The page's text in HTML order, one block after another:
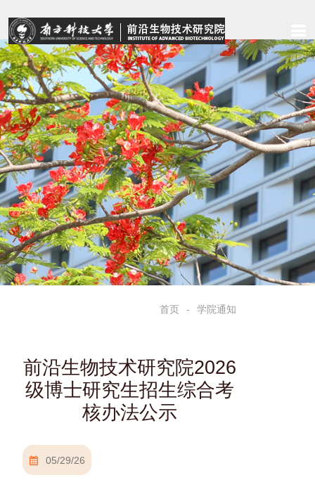
首页 学院通知
前沿生物技术研究院2026
级博士研究生招生综合考
核办法公示
05/29/26